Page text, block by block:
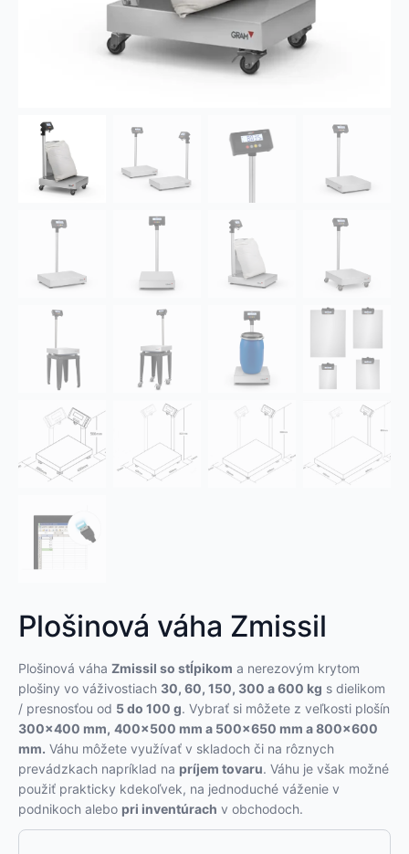
Plošinová váha Zmissil
Plošinová váha Zmissil so stĺpikom a nerezovým krytom
plošiny vo váživostiach 30, 60, 150, 300 a 600 kg s dielikom
/ presnosťou od 5 do 100 g. Vybrať si môžete z veľkosti plošín
300×400 mm, 400×500 mm a 500×650 mm a 800×600
mm. Váhu môžete využívať v skladoch či na rôznych
prevádzkach napríklad na príjem tovaru. Váhu je však možné
použiť prakticky kdekoľvek, na jednoduché váženie v
podnikoch alebo pri inventúrach v obchodoch.